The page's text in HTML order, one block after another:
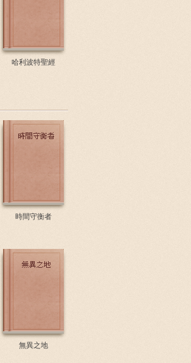
哈利波特聖經
時間守衡者
無異之地